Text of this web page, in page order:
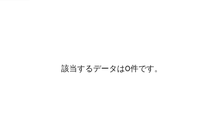
該当するデータは0件です。